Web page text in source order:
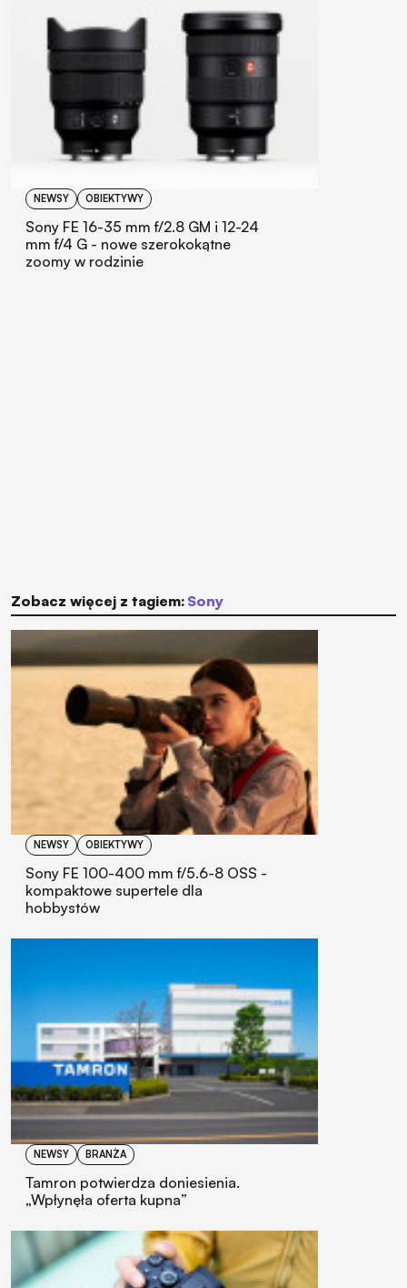
NEWSY OBIEKTYWY
Sony FE 16-35 mm f/2.8 GM i 12-24
mm f/4 G - nowe szerokokątne
zoomy w rodzinie
Zobacz więcej z tagiem: Sony
NEWSY OBIEKTYWY
Sony FE 100-400 mm f/5.6-8 OSS -
kompaktowe supertele dla
hobbystów
NEWSY BRANŻA
Tamron potwierdza doniesienia.
„Wpłynęła oferta kupna”